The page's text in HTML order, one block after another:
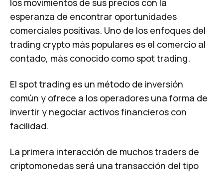
los movimientos de sus precios con la
esperanza de encontrar oportunidades
comerciales positivas. Uno de los enfoques del
trading crypto más populares es el comercio al
contado, más conocido como spot trading.
El spot trading es un método de inversión
común y ofrece a los operadores una forma de
invertir y negociar activos financieros con
facilidad.
La primera interacción de muchos traders de
criptomonedas será una transacción del tipo